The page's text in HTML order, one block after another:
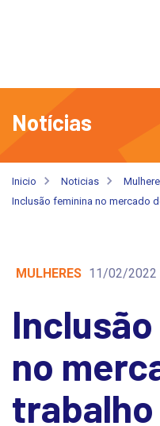
Notícias
Inicio Noticias
Inclusão feminina no mercado
MULHERES 11/02/2022
no
trabalho